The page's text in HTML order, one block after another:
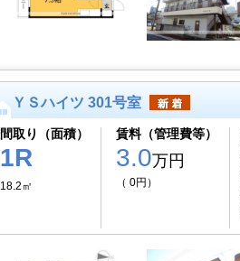
ＹＳハイツ 301号室
間取り（面積）
1R
18.2㎡
賃料（管理費等）
3.0万円
（ 0円）